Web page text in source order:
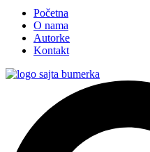
Početna
O nama
Autorke
Kontakt